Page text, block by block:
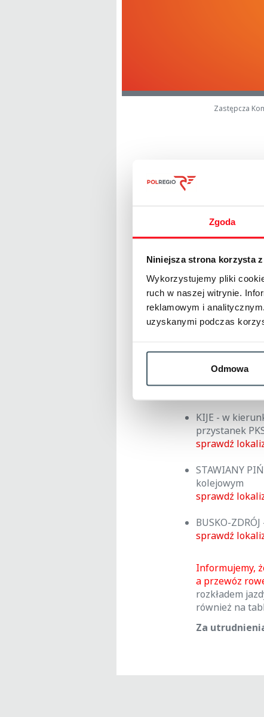
Zgoda
Niniejsza strona korzysta
Wykorzystujemy pliki
ruch w naszej witrynie.
reklamowym i
uzyskanymi podczas
Odmowa
Zastępcza
Szanowni
PLK S.A.
Komunikację
Miejsca
na placu
KIJE - w
przystanek
KIJE - w
przystanek
sprawdź
STAWIANY
kolejowym
sprawdź
BUSKO-
sprawdź
Informujemy,
a przewóz
rozkładem
również na
Za